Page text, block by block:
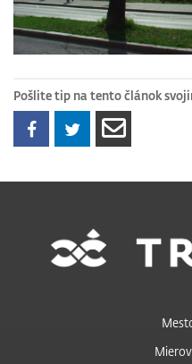
Pošlite tip na tento článok